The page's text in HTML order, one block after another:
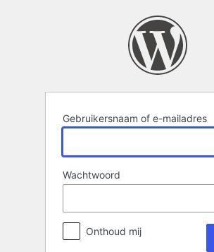
Gebruikersnaam of e-mailadres
Wachtwoord
Onthoud mij